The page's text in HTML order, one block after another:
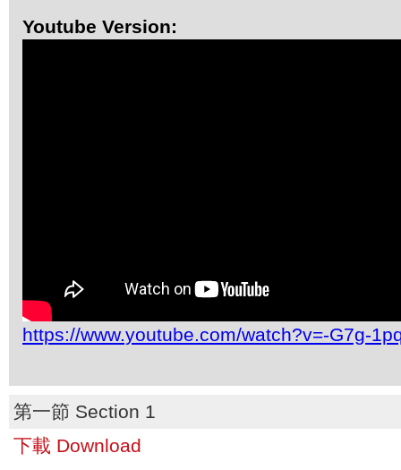
Youtube Version:
https://www.youtube.com/watch?v=-G7g-
第一節 Section 1
下載 Download